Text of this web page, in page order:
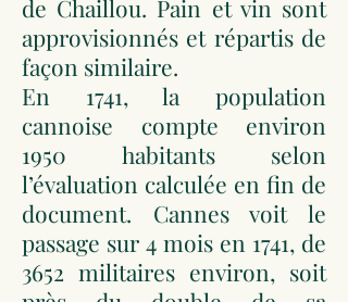
de Chaillou. Pain et vin sont
approvisionnés et répartis de
façon similaire.
En 1741, la population
cannoise compte environ
1950 habitants selon
l’évaluation calculée en fin de
document. Cannes voit le
passage sur 4 mois en 1741, de
3652 militaires environ, soit